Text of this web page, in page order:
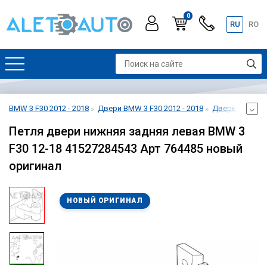
0
RU RO
BMW 3 F30 2012 - 2018 Двери BMW 3 F30 2012 - 2018 Дверь задняя
Петля двери нижняя задняя левая BMW 3
F30 12-18 41527284543 Арт 764485 новый
оригинал
НОВЫЙ ОРИГИНАЛ